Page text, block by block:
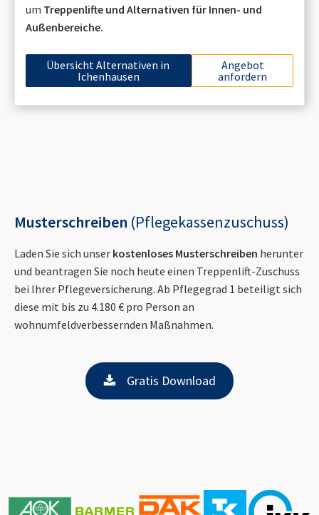
um Treppenlifte und Alternativen für Innen- und
Außenbereiche.
Übersicht Alternativen in
Ichenhausen
Angebot
anfordern
Musterschreiben (Pflegekassenzuschuss)
Laden Sie sich unser kostenloses Musterschreiben herunter
und beantragen Sie noch heute einen Treppenlift-Zuschuss
bei Ihrer Pflegeversicherung. Ab Pflegegrad 1 beteiligt sich
diese mit bis zu 4.180 € pro Person an
wohnumfeldverbessernden Maßnahmen.
Gratis Download